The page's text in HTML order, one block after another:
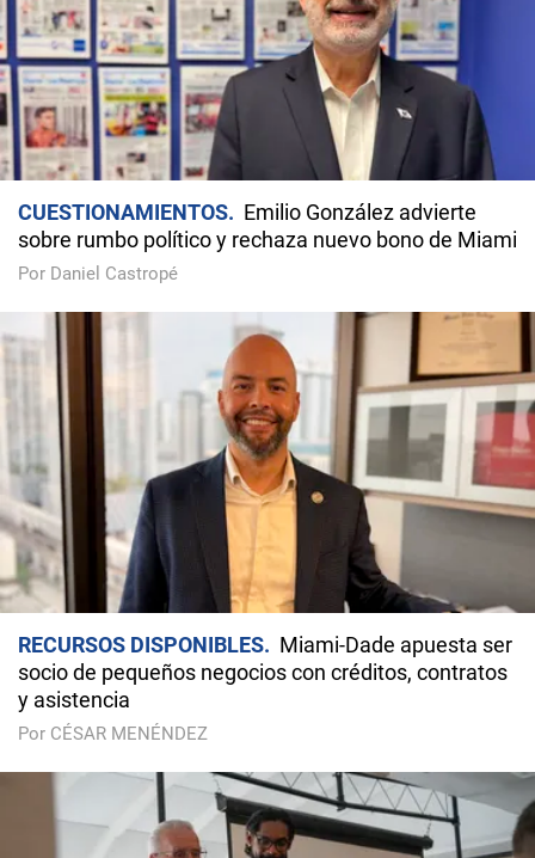
CUESTIONAMIENTOS
Emilio González advierte
sobre rumbo político y rechaza nuevo bono de Miami
Por Daniel Castropé
RECURSOS DISPONIBLES
Miami-Dade apuesta ser
socio de pequeños negocios con créditos, contratos
y asistencia
Por CÉSAR MENÉNDEZ